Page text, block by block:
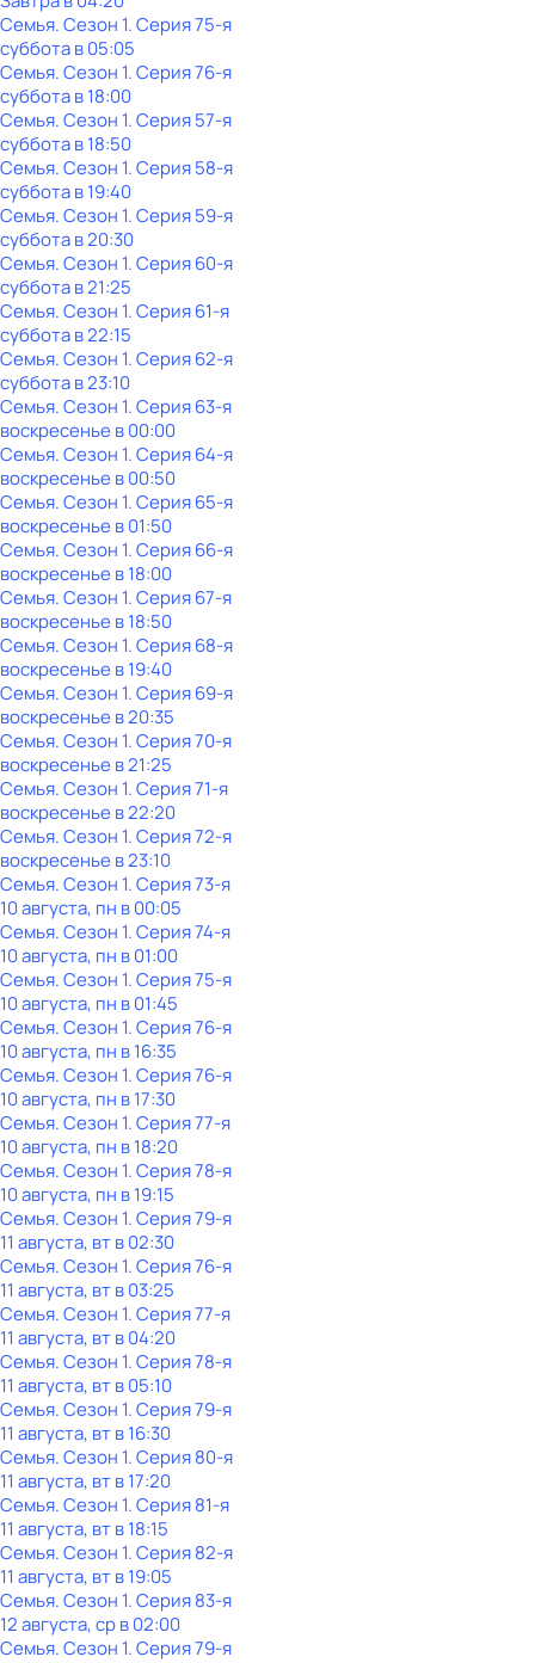
Семья. Сезон 1. Серия 75-я
субботав05:05
Семья. Сезон 1. Серия 76-я
субботав18:00
Семья. Сезон 1. Серия 57-я
субботав18:50
Семья. Сезон 1. Серия 58-я
субботав19:40
Семья. Сезон 1. Серия 59-я
субботав20:30
Семья. Сезон 1. Серия 60-я
субботав21:25
Семья. Сезон 1. Серия 61-я
субботав22:15
Семья. Сезон 1. Серия 62-я
субботав23:10
Семья. Сезон 1. Серия 63-я
воскресенье в00:00
Семья. Сезон 1. Серия 64-я
воскресенье в00:50
Семья. Сезон 1. Серия 65-я
воскресенье в01:50
Семья. Сезон 1. Серия 66-я
воскресенье в18:00
Семья. Сезон 1. Серия 67-я
воскресенье в18:50
Семья. Сезон 1. Серия 68-я
воскресенье в19:40
Семья. Сезон 1. Серия 69-я
воскресенье в20:35
Семья. Сезон 1. Серия 70-я
воскресенье в21:25
Семья. Сезон 1. Серия 71-я
воскресенье в22:20
Семья. Сезон 1. Серия 72-я
воскресенье в23:10
Семья. Сезон 1. Серия 73-я
10 августа, пн в 00:05
Семья. Сезон 1. Серия 74-я
10 августа, пн в 01:00
Семья. Сезон 1. Серия 75-я
10 августа, пн в 01:45
Семья. Сезон 1. Серия 76-я
10 августа, пн в 16:35
Семья. Сезон 1. Серия 76-я
10 августа, пн в 17:30
Семья. Сезон 1. Серия 77-я
10 августа, пн в 18:20
Семья. Сезон 1. Серия 78-я
10 августа, пн в 19:15
Семья. Сезон 1. Серия 79-я
11 августа, вт в 02:30
Семья. Сезон 1. Серия 76-я
11 августа, вт в 03:25
Семья. Сезон 1. Серия 77-я
11 августа, вт в 04:20
Семья. Сезон 1. Серия 78-я
11 августа, вт в 05:10
Семья. Сезон 1. Серия 79-я
11 августа, вт в 16:30
Семья. Сезон 1. Серия 80-я
11 августа, вт в 17:20
Семья. Сезон 1. Серия 81-я
11 августа, вт в 18:15
Семья. Сезон 1. Серия 82-я
11 августа, вт в 19:05
Семья. Сезон 1. Серия 83-я
12 августа, ср в 02:00
Семья. Сезон 1. Серия 79-я